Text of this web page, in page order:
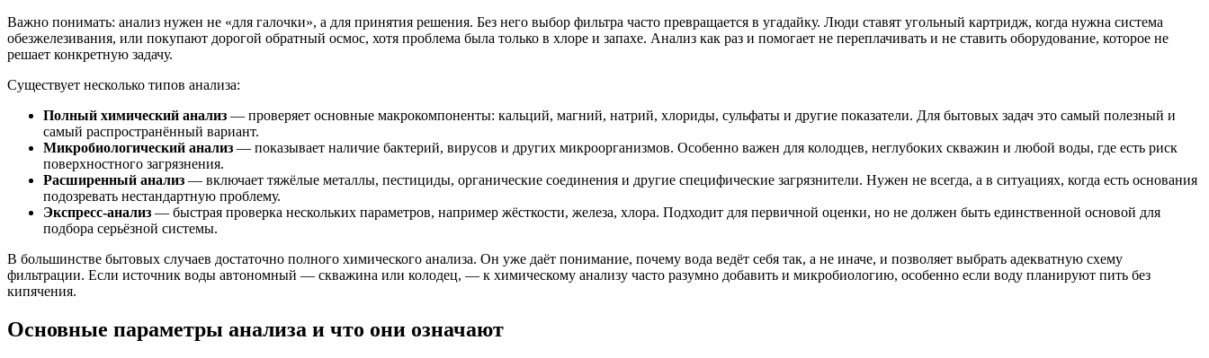
Важно понимать: анализ нужен не «для галочки», а для принятия решения. Без него выбор фильтра часто превращается в угадайку. Люди ставят угольный картридж, когда нужна система
обезжелезивания, или покупают дорогой обратный осмос, хотя проблема была только в хлоре и запахе. Анализ как раз и помогает не переплачивать и не ставить оборудование, которое не
решает конкретную задачу.
Существует несколько типов анализа:
Полный химический анализ — проверяет основные макрокомпоненты: кальций, магний, натрий, хлориды, сульфаты и другие показатели. Для бытовых задач это самый полезный и
самый распространённый вариант.
Микробиологический анализ — показывает наличие бактерий, вирусов и других микроорганизмов. Особенно важен для колодцев, неглубоких скважин и любой воды, где есть риск
поверхностного загрязнения.
Расширенный анализ — включает тяжёлые металлы, пестициды, органические соединения и другие специфические загрязнители. Нужен не всегда, а в ситуациях, когда есть основания
подозревать нестандартную проблему.
Экспресс-анализ — быстрая проверка нескольких параметров, например жёсткости, железа, хлора. Подходит для первичной оценки, но не должен быть единственной основой для
подбора серьёзной системы.
В большинстве бытовых случаев достаточно полного химического анализа. Он уже даёт понимание, почему вода ведёт себя так, а не иначе, и позволяет выбрать адекватную схему
фильтрации. Если источник воды автономный — скважина или колодец, — к химическому анализу часто разумно добавить и микробиологию, особенно если воду планируют пить без
кипячения.
Основные параметры анализа и что они означают